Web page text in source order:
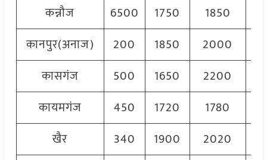
कन्नौज
6500 1750 1850
कानपुर(अनाज)
200 1850 2000
कासगंज
500 1650 2200
कायमगंज
450 1720 1780
खैर
340 1900 2020